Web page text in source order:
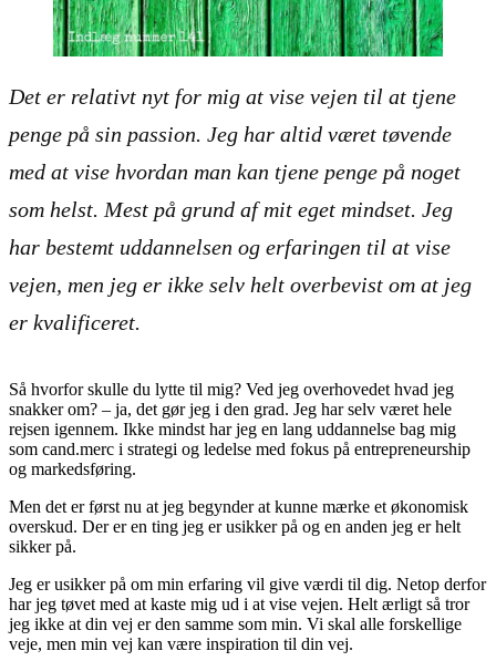
Det er relativt nyt for mig at vise vejen til at tjene
penge på sin passion. Jeg har altid været tøvende
med at vise hvordan man kan tjene penge på noget
som helst. Mest på grund af mit eget mindset. Jeg
har bestemt uddannelsen og erfaringen til at vise
vejen, men jeg er ikke selv helt overbevist om at jeg
er kvalificeret.
Så hvorfor skulle du lytte til mig? Ved jeg overhovedet hvad jeg
snakker om? – ja, det gør jeg i den grad. Jeg har selv været hele
rejsen igennem. Ikke mindst har jeg en lang uddannelse bag mig
som cand.merc i strategi og ledelse med fokus på entrepreneurship
og markedsføring.
Men det er først nu at jeg begynder at kunne mærke et økonomisk
overskud. Der er en ting jeg er usikker på og en anden jeg er helt
sikker på.
Jeg er usikker på om min erfaring vil give værdi til dig. Netop derfor
har jeg tøvet med at kaste mig ud i at vise vejen. Helt ærligt så tror
jeg ikke at din vej er den samme som min. Vi skal alle forskellige
veje, men min vej kan være inspiration til din vej.